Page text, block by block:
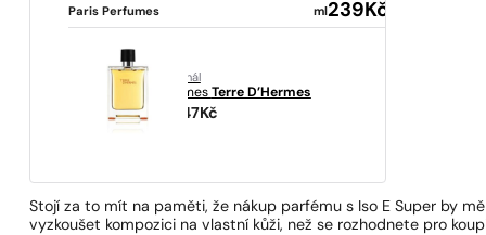
Paris Perfumes ml239Kč
originál
Hermes Terre D’Hermes
3047Kč
Stojí za to mít na paměti, že nákup parfému s Iso E Super by
vyzkoušet kompozici na vlastní kůži, než se rozhodnete pro